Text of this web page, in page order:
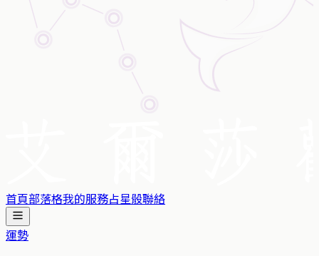
首頁部落格我的服務占星骰聯絡
運勢